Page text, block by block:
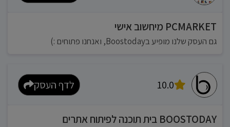
PCMARKET מיחשוב אישי
גם העסק שלנו מופיע בBoostoday, ואנחנו פתוחים :)
10.0 לדף העסק
BOOSTODAY בית תוכנה לפיתוח אתרים